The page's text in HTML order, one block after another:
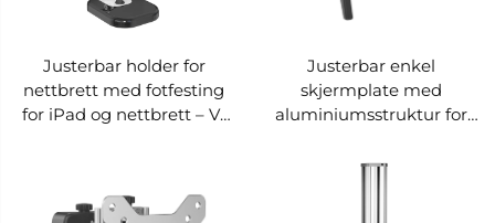
Justerbar holder for
nettbrett med fotfesting
for iPad og nettbrett – V-
Justerbar enkel
skjermplate med
aluminiumsstruktur for
MOUNTS VM-OMA07